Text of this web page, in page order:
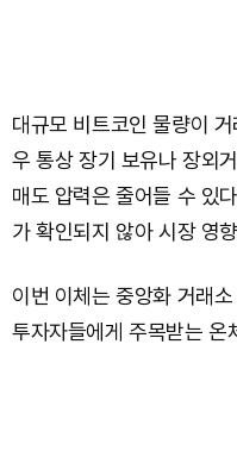
대규모 비트코인 물량이
우 통상 장기 보유나 장외
매도 압력은 줄어들 수 있
가 확인되지 않아 시장 영
이번 이체는 중앙화 거래
투자자들에게 주목받는 온